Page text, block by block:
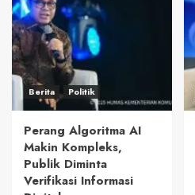
Berita Politik
Perang Algoritma AI
Makin Kompleks,
Publik Diminta
Verifikasi Informasi